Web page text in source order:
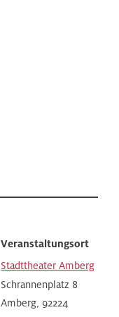
Veranstaltungsort
Stadttheater Amberg
Schrannenplatz 8
Amberg, 92224